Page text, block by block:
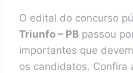
O edital do concurso
Triunfo – PB passou
importantes que
os candidatos. Confira